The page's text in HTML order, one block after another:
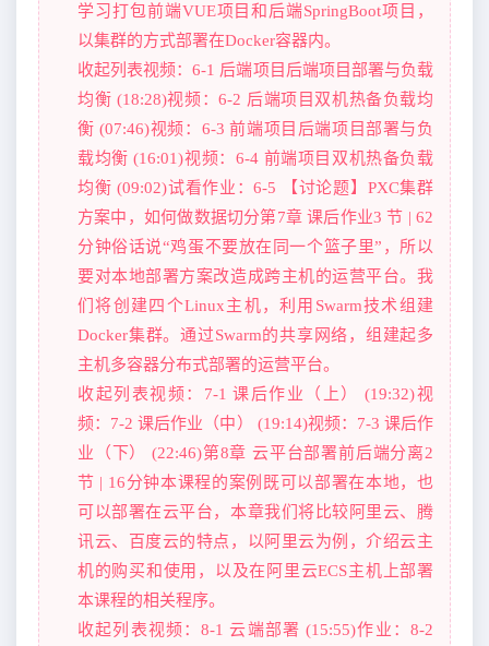
学习打包前端VUE项目和后端SpringBoot项目，
以集群的方式部署在Docker容器内。
收起列表视频：6-1 后端项目后端项目部署与负载
均衡 (18:28)视频：6-2 后端项目双机热备负载均
衡 (07:46)视频：6-3 前端项目后端项目部署与负
载均衡 (16:01)视频：6-4 前端项目双机热备负载
均衡 (09:02)试看作业：6-5 【讨论题】PXC集群
方案中，如何做数据切分第7章 课后作业3 节 | 62
分钟俗话说“鸡蛋不要放在同一个篮子里”，所以
要对本地部署方案改造成跨主机的运营平台。我
们将创建四个Linux主机，利用Swarm技术组建
Docker集群。通过Swarm的共享网络，组建起多
主机多容器分布式部署的运营平台。
收起列表视频：7-1 课后作业（上） (19:32)视
频：7-2 课后作业（中） (19:14)视频：7-3 课后作
业（下） (22:46)第8章 云平台部署前后端分离2
节 | 16分钟本课程的案例既可以部署在本地，也
可以部署在云平台，本章我们将比较阿里云、腾
讯云、百度云的特点，以阿里云为例，介绍云主
机的购买和使用，以及在阿里云ECS主机上部署
本课程的相关程序。
收起列表视频：8-1 云端部署 (15:55)作业：8-2